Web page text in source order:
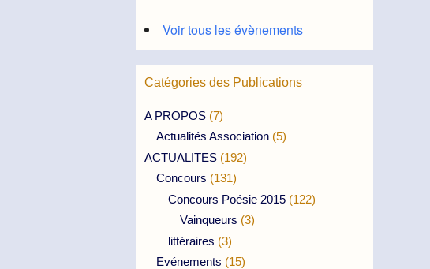
Voir tous les évènements
Catégories des Publications
A PROPOS (7)
Actualités Association (5)
ACTUALITES (192)
Concours (131)
Concours Poésie 2015 (122)
Vainqueurs (3)
littéraires (3)
Evénements (15)